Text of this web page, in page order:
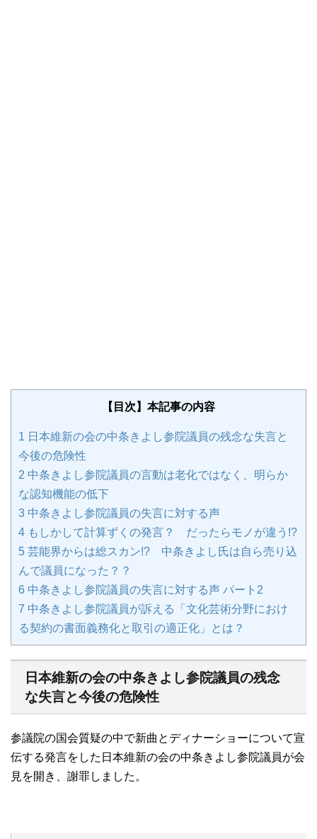
【目次】本記事の内容
1 日本維新の会の中条きよし参院議員の残念な失言と
今後の危険性
2 中条きよし参院議員の言動は老化ではなく、明らか
な認知機能の低下
3 中条きよし参院議員の失言に対する声
4 もしかして計算ずくの発言？ だったらモノが違う!?
5 芸能界からは総スカン!? 中条きよし氏は自ら売り込
んで議員になった？？
6 中条きよし参院議員の失言に対する声 パート2
7 中条きよし参院議員が訴える「文化芸術分野におけ
る契約の書面義務化と取引の適正化」とは？
日本維新の会の中条きよし参院議員の残念
な失言と今後の危険性
参議院の国会質疑の中で新曲とディナーショーについて宣
伝する発言をした日本維新の会の中条きよし参院議員が会
見を開き、謝罪しました。